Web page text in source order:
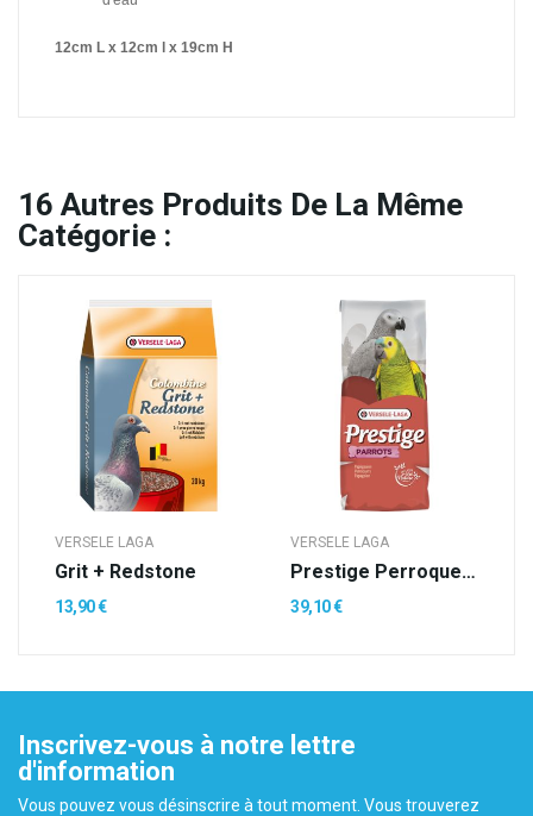
12cm L x 12cm l x 19cm H
16 Autres Produits De La Même
Catégorie :
VERSELE LAGA
Grit + Redstone
13,90 €
VERSELE LAGA
Prestige Perroquets Fruits Méga
39,10 €
Inscrivez-vous à notre lettre
d'information
Vous pouvez vous désinscrire à tout moment. Vous trouverez